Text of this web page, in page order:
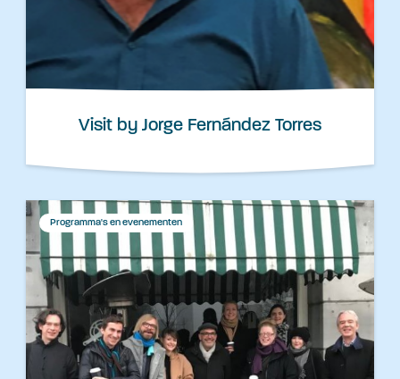
Visit by Jorge Fernández Torres
Programma's en evenementen